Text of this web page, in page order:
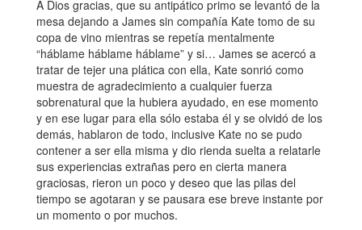
A Dios gracias, que su antipático primo se levantó de la
mesa dejando a James sin compañía Kate tomo de su
copa de vino mientras se repetía mentalmente
“háblame háblame háblame” y si… James se acercó a
tratar de tejer una plática con ella, Kate sonrió como
muestra de agradecimiento a cualquier fuerza
sobrenatural que la hubiera ayudado, en ese momento
y en ese lugar para ella sólo estaba él y se olvidó de los
demás, hablaron de todo, inclusive Kate no se pudo
contener a ser ella misma y dio rienda suelta a relatarle
sus experiencias extrañas pero en cierta manera
graciosas, rieron un poco y deseo que las pilas del
tiempo se agotaran y se pausara ese breve instante por
un momento o por muchos.